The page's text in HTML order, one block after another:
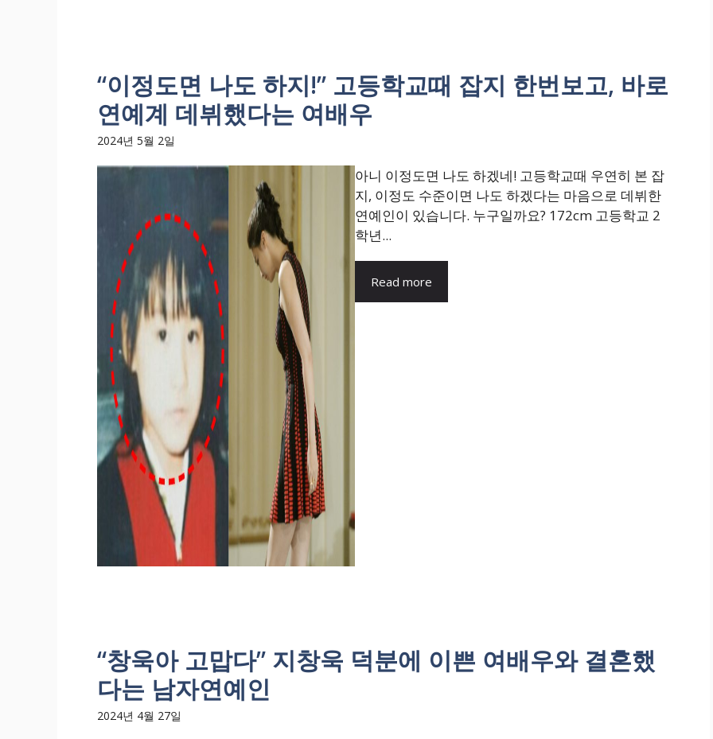
“이정도면 나도 하지!” 고등학교때 잡지 한번보고, 바로
연예계 데뷔했다는 여배우
2024년 5월 2일
아니 이정도면 나도 하겠네! 고등학교때 우연히 본 잡
지, 이정도 수준이면 나도 하겠다는 마음으로 데뷔한
연예인이 있습니다. 누구일까요? 172cm 고등학교 2
학년...
Read more
“창욱아 고맙다” 지창욱 덕분에 이쁜 여배우와 결혼했
다는 남자연예인
2024년 4월 27일